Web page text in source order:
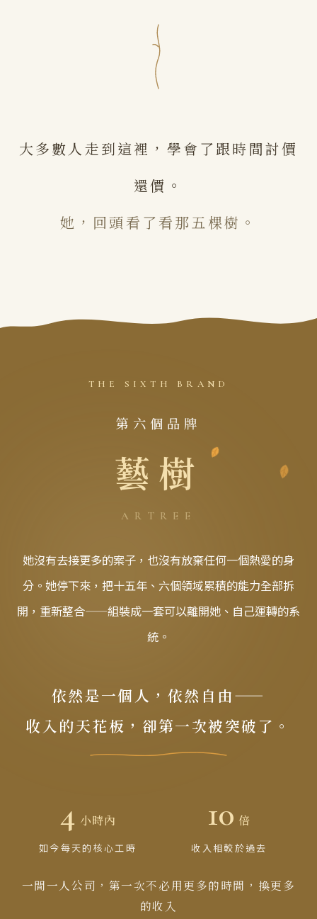
大多數人走到這裡，學會了跟時間討價
還價。
她，回頭看了看那五棵樹。
THE SIXTH BRAND
第六個品牌
藝樹
ARTREE
她沒有去接更多的案子，也沒有放棄任何一個熱愛的身
分。她停下來，把十五年、六個領域累積的能力全部拆
開，重新整合——組裝成一套可以離開她、自己運轉的系
統。
依然是一個人，依然自由——
收入的天花板，卻第一次被突破了。
4 小時內
如今每天的核心工時
10 倍
收入相較於過去
一間一人公司，第一次不必用更多的時間，換更多
的收入